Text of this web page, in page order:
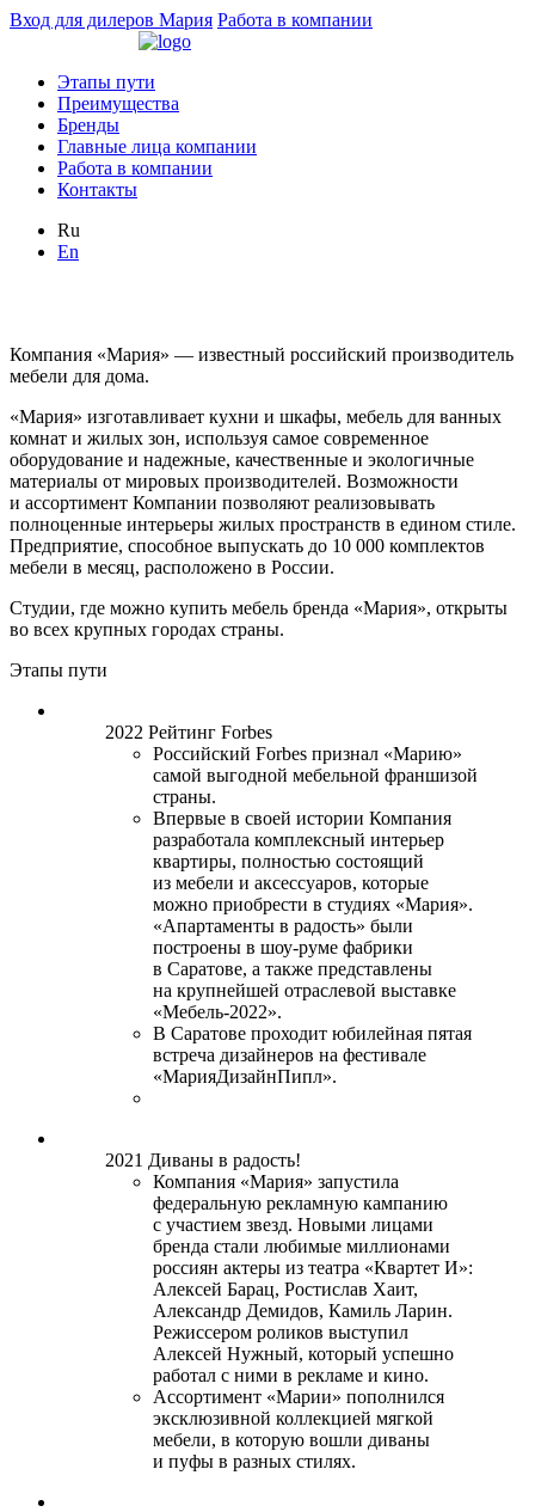
Вход для дилеров Мария Работа в компании
Этапы пути
Преимущества
Бренды
Главные лица компании
Работа в компании
Контакты
Ru
En
Компания «Мария» — известный российский производитель
мебели для дома.
«Мария» изготавливает кухни и шкафы, мебель для ванных
комнат и жилых зон, используя самое современное
оборудование и надежные, качественные и экологичные
материалы от мировых производителей. Возможности
и ассортимент Компании позволяют реализовывать
полноценные интерьеры жилых пространств в едином стиле.
Предприятие, способное выпускать до 10 000 комплектов
мебели в месяц, расположено в России.
Студии, где можно купить мебель бренда «Мария», открыты
во всех крупных городах страны.
Этапы пути
2022 Рейтинг Forbes
Российский Forbes признал «Марию»
самой выгодной мебельной франшизой
страны.
Впервые в своей истории Компания
разработала комплексный интерьер
квартиры, полностью состоящий
из мебели и аксессуаров, которые
можно приобрести в студиях «Мария».
«Апартаменты в радость» были
построены в шоу-руме фабрики
в Саратове, а также представлены
на крупнейшей отраслевой выставке
«Мебель-2022».
В Саратове проходит юбилейная пятая
встреча дизайнеров на фестивале
«МарияДизайнПипл».
2021 Диваны в радость!
Компания «Мария» запустила
федеральную рекламную кампанию
с участием звезд. Новыми лицами
бренда стали любимые миллионами
россиян актеры из театра «Квартет И»:
Алексей Барац, Ростислав Хаит,
Александр Демидов, Камиль Ларин.
Режиссером роликов выступил
Алексей Нужный, который успешно
работал с ними в рекламе и кино.
Ассортимент «Марии» пополнился
эксклюзивной коллекцией мягкой
мебели, в которую вошли диваны
и пуфы в разных стилях.